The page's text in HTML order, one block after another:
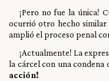
¡Pero no fue la única!
ocurrió otro hecho similar
amplió el proceso penal
¡Actualmente! La
la cárcel con una condena
acción!